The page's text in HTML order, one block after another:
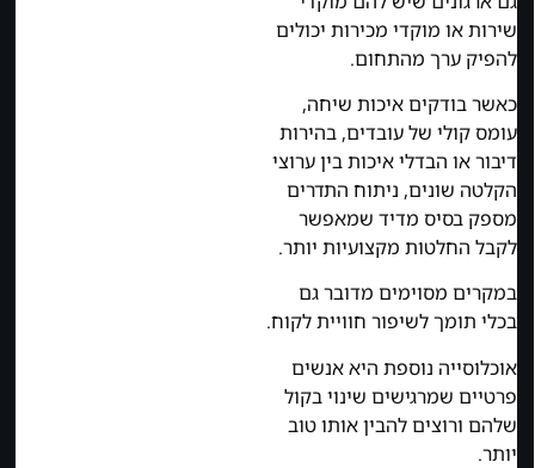
שירות או מוקדי מכירות יכולים
להפיק ערך מהתחום.
כאשר בודקים איכות שיחה,
עומס קולי של עובדים, בהירות
דיבור או הבדלי איכות בין ערוצי
הקלטה שונים, ניתוח התדרים
מספק בסיס מדיד שמאפשר
לקבל החלטות מקצועיות יותר.
במקרים מסוימים מדובר גם
בכלי תומך לשיפור חוויית לקוח.
אוכלוסייה נוספת היא אנשים
פרטיים שמרגישים שינוי בקול
שלהם ורוצים להבין אותו טוב
יותר.